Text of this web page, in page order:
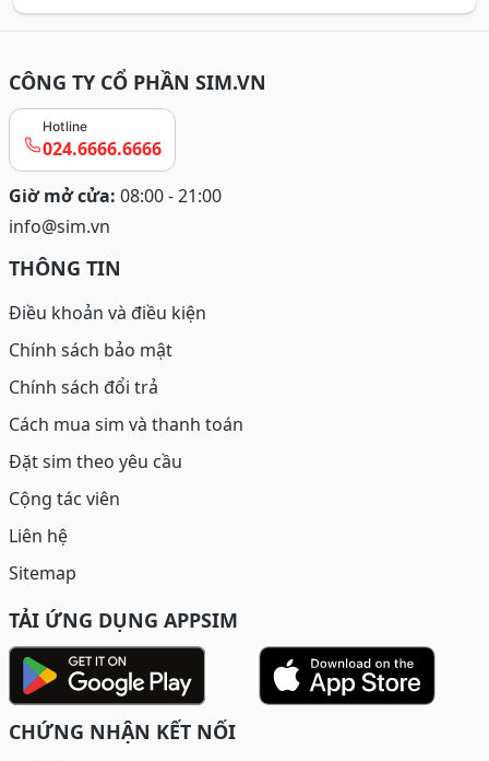
CÔNG TY CỔ PHẦN SIM.VN
Hotline
024.6666.6666
Giờ mở cửa: 08:00 - 21:00
info@sim.vn
THÔNG TIN
Điều khoản và điều kiện
Chính sách bảo mật
Chính sách đổi trả
Cách mua sim và thanh toán
Đặt sim theo yêu cầu
Cộng tác viên
Liên hệ
Sitemap
TẢI ỨNG DỤNG APPSIM
CHỨNG NHẬN KẾT NỐI